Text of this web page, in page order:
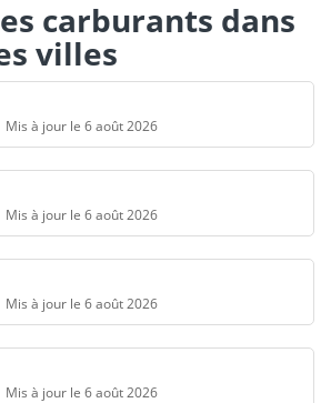
carburants dans
villes
Mis à jour le 6 août 2026
Mis à jour le 6 août 2026
Mis à jour le 6 août 2026
Mis à jour le 6 août 2026